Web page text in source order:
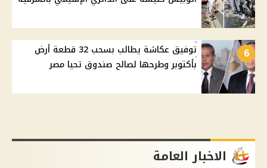
6
توفيق عكاشة يطالب بسحب 32 قطعة أرض
بأكتوبر وطرحها لصالح صندوق تحيا مصر
الاخبار العامة